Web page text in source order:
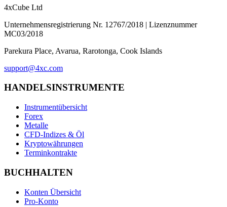
4xCube Ltd
Unternehmensregistrierung Nr. 12767/2018 | Lizenznummer
MC03/2018
Parekura Place, Avarua, Rarotonga, Cook Islands
support@4xc.com
HANDELSINSTRUMENTE
Instrumentübersicht
Forex
Metalle
CFD-Indizes & Öl
Kryptowährungen
Terminkontrakte
BUCHHALTEN
Konten Übersicht
Pro-Konto